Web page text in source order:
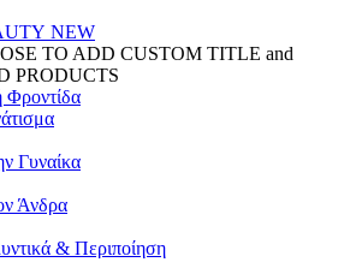
NEW
TO ADD CUSTOM TITLE and
PRODUCTS
Γυναίκα
Άνδρα
& Περιποίηση